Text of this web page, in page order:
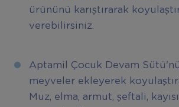
ürününü karıştırarak
verebilirsiniz.
Aptamil Çocuk Devam
meyveler ekleyerek
Muz, elma, armut, şeftali,